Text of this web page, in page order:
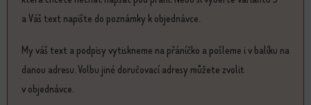
a Váš text napište do poznámky k objednávce.
My váš text a podpisy vytiskneme na přáníčko a pošleme i v balíku na
danou adresu. Volbu jiné doručovací adresy můžete zvolit
v objednávce.